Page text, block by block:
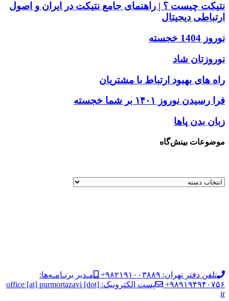
نتیکت چیست ؟ | راهنمای جامع نتیکت در ایران و اصول
ارتباطی دیجیتال
نوروز 1404 خجسته
نوروزتان شاد
راه های بهبود ارتباط با مشتریان
فرا رسیدن نوروز ۱۴۰۱ بر شما خجسته
زبان بدن پاها
موضوعات بینش‌گاه
تلفن دفتر تهران: ۹۸۲۱۹۱۰۰۳۸۸۹+
مـدیر برنـامـه‌ها:
۹۸۹۱۹۴۹۴۰۷۵۶+
پست الکترونیک: office [at] purmortazavi [dot]
ir